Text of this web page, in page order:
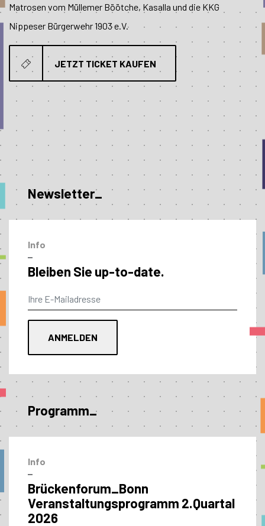
Matrosen vom Müllemer Böötche, Kasalla und die KKG
Nippeser Bürgerwehr 1903 e.V.
JETZT TICKET KAUFEN
Newsletter_
Info
–
Bleiben Sie up-to-date.
Programm_
Info
–
Brückenforum_Bonn
Veranstaltungs­programm 2.Quartal
2026